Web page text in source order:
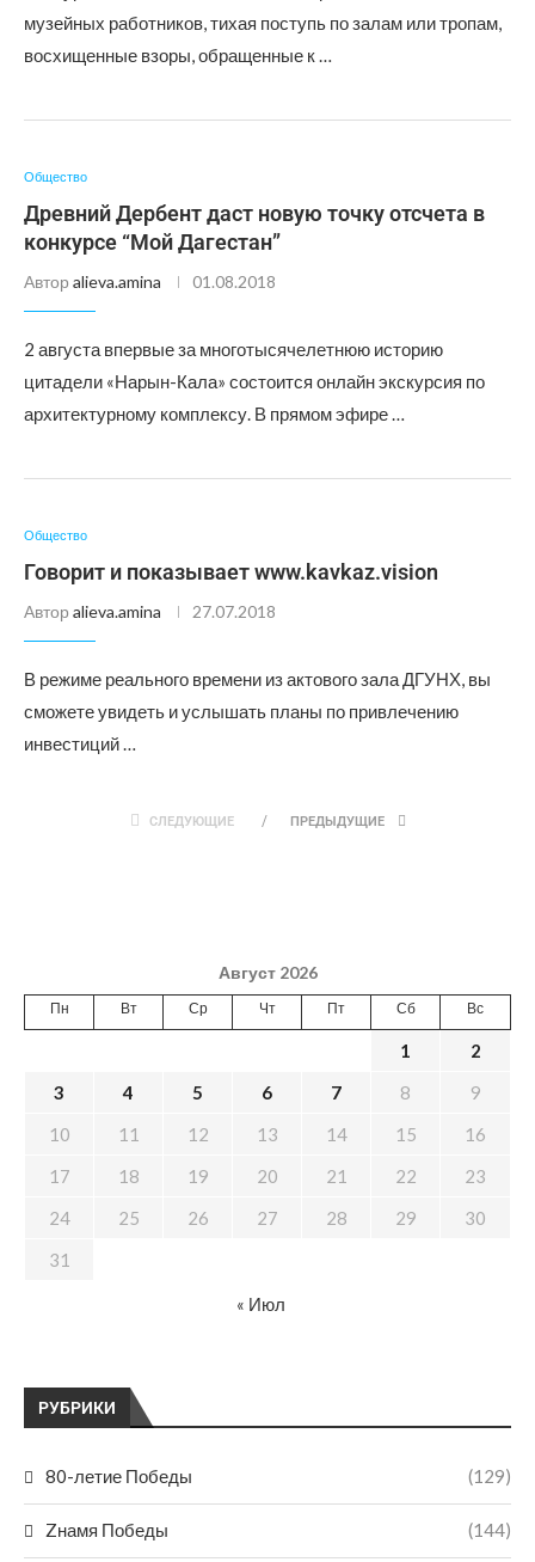
музейных работников, тихая поступь по залам или тропам,
восхищенные взоры, обращенные к …
Общество
Древний Дербент даст новую точку отсчета в
конкурсе “Мой Дагестан”
Автор alieva.amina 01.08.2018
2 августа впервые за многотысячелетнюю историю
цитадели «Нарын-Кала» состоится онлайн экскурсия по
архитектурному комплексу. В прямом эфире …
Общество
Говорит и показывает www.kavkaz.vision
Автор alieva.amina 27.07.2018
В режиме реального времени из актового зала ДГУНХ, вы
сможете увидеть и услышать планы по привлечению
инвестиций …
СЛЕДУЮЩИЕ ПРЕДЫДУЩИЕ
РУБРИКИ
80-летие Победы (129)
Zнамя Победы (144)
Август 2026
Пн Вт Ср Чт Пт Сб Вс
1
2
3
4 5 6 7 8
9
10
11 12 13 14 15
16
17
18 19 20 21 22
23
24
25 26 27 28 29
30
31
« Июл